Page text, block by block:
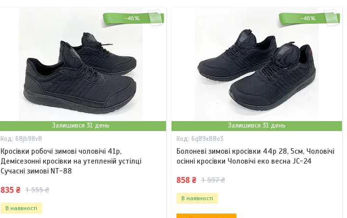
–46%
Залишився 31 день
68jb98v8
Кросівки робочі зимові чоловічі 41р,
Демісезонні кросівки на утепленій устілці
Сучасні зимові NT-88
835 ₴ 1 555 ₴
В наявності
–46%
Залишився 31 день
6q89x88o3
Болоневі зимові кросівки 44р 28, 5см, Чоловічі
осінні кросівки Чоловічі еко весна JC-24
858 ₴ 1 597 ₴
В наявності